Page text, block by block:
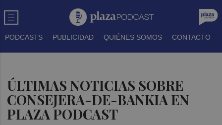
PODCASTS PUBLICIDAD QUIÉNES SOMOS CONTACTO
ÚLTIMAS NOTICIAS SOBRE
CONSEJERA-DE-BANKIA EN
PLAZA PODCAST